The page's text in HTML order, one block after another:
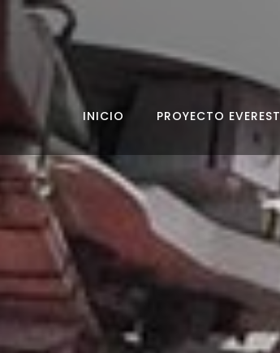
INICIO PROYECTO EVEREST